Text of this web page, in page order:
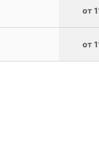
от
от